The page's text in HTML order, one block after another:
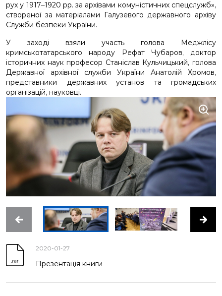
рух у 1917–1920 рр. за архівами комуністичних спецслужб»,
створеної за матеріалами Галузевого державного архіву
Служби безпеки України.
У заході взяли участь голова Меджлісу
кримськотатарського народу Рефат Чубаров, доктор
історичних наук професор Станіслав Кульчицький, голова
Державної архівної служби України Анатолій Хромов,
представники державних установ та громадських
організацій, науковці.
2020-01-27
Презентація книги